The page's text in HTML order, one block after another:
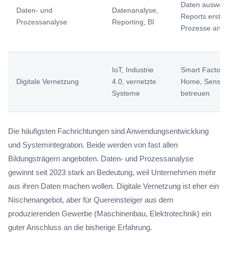
Daten- und
Prozessanalyse
Datenanalyse,
Reporting, BI
Daten
Reports
Prozesse
Digitale Vernetzung
IoT, Industrie
4.0, vernetzte
Systeme
Smart
Home,
betreuen
Die häufigsten Fachrichtungen sind Anwendungsentwicklung
und Systemintegration. Beide werden von fast allen
Bildungsträgern angeboten. Daten- und Prozessanalyse
gewinnt seit 2023 stark an Bedeutung, weil Unternehmen mehr
aus ihren Daten machen wollen. Digitale Vernetzung ist eher ein
Nischenangebot, aber für Quereinsteiger aus dem
produzierenden Gewerbe (Maschinenbau, Elektrotechnik) ein
guter Anschluss an die bisherige Erfahrung.